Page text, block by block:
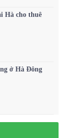
Hà cho thuê
ở Hà Đông